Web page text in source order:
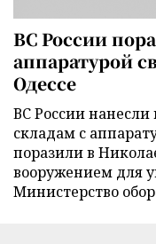
ВС России
аппаратурой
Одессе
ВС России
складам с
поразили в
вооружением для
Министерство